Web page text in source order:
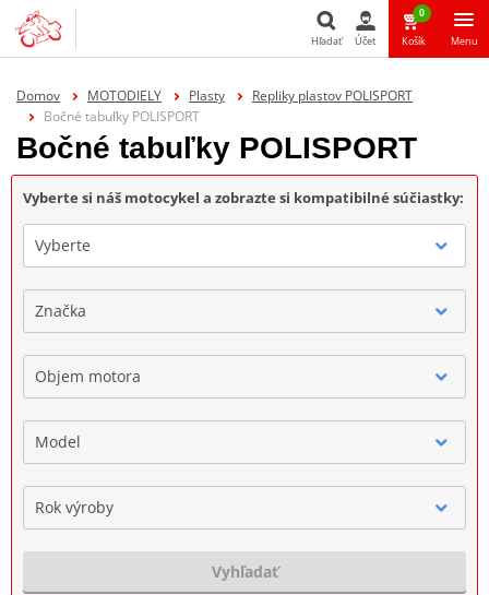
Hľadať
Hľadať Účet
0
Košík Menu
Domov MOTODIELY Plasty
Repliky plastov POLISPORT
Bočné tabuľky POLISPORT
Bočné tabuľky POLISPORT
Vyberte si náš motocykel a zobrazte si kompatibilné súčiastky:
Vyberte
Značka
Objem motora
Model
Rok výroby
Vyhľadať